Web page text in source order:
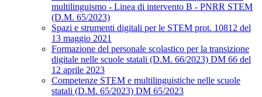
multilinguismo - Linea di intervento B - PNRR STEM
(D.M. 65/2023)
Spazi e strumenti digitali per le STEM prot. 10812 del
13 maggio 2021
Formazione del personale scolastico per la transizione
digitale nelle scuole statali (D.M. 66/2023) DM 66 del
12 aprile 2023
Competenze STEM e multilinguistiche nelle scuole
statali (D.M. 65/2023) DM 65/2023